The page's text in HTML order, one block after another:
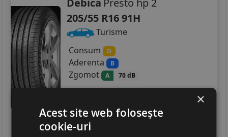
205/55 R16 91H
Turisme
Consum
D
Aderenta B
Zgomot A 70 dB
403 RON Discount24%
×
Acest site web folosește
cookie-uri